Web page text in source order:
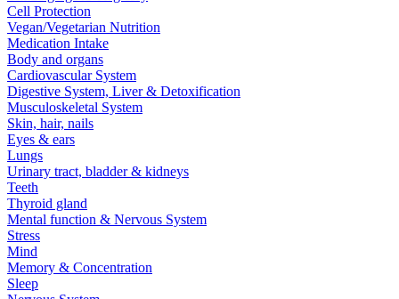
Cell Protection
Vegan/Vegetarian Nutrition
Medication Intake
Body and organs
Cardiovascular System
Digestive System, Liver & Detoxification
Musculoskeletal System
Skin, hair, nails
Eyes & ears
Lungs
Urinary tract, bladder & kidneys
Teeth
Thyroid gland
Mental function & Nervous System
Stress
Mind
Memory & Concentration
Sleep